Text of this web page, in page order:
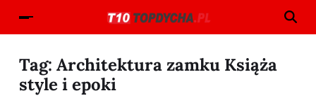
Tag: Architektura zamku Książa
style i epoki